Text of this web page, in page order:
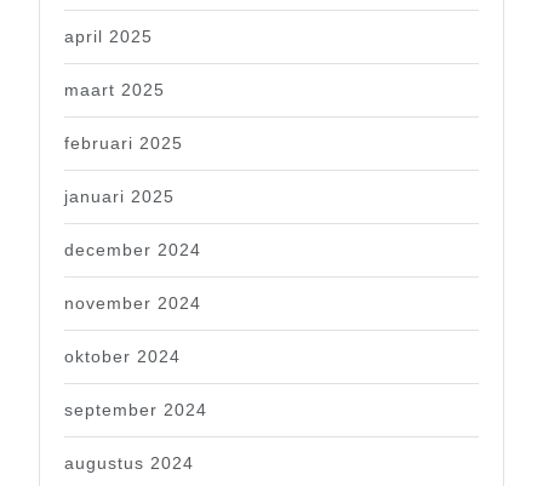
april 2025
maart 2025
februari 2025
januari 2025
december 2024
november 2024
oktober 2024
september 2024
augustus 2024